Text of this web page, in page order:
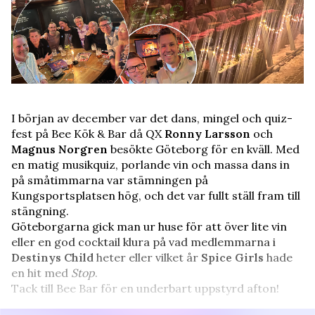
I början av december var det dans, mingel och quiz-
fest på Bee Kök & Bar då QX Ronny Larsson och
Magnus Norgren besökte Göteborg för en kväll. Med
en matig musikquiz, porlande vin och massa dans in
på småtimmarna var stämningen på
Kungsportsplatsen hög, och det var fullt ställ fram till
stängning.
Göteborgarna gick man ur huse för att över lite vin
eller en god cocktail klura på vad medlemmarna i
Destinys Child heter eller vilket år Spice Girls hade
en hit med Stop.
Tack till Bee Bar för en underbart uppstyrd afton!